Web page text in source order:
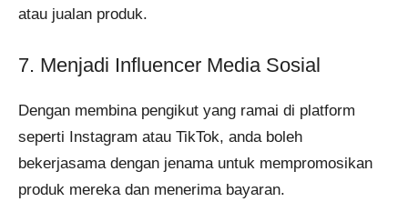
atau jualan produk.
7. Menjadi Influencer Media Sosial
Dengan membina pengikut yang ramai di platform
seperti Instagram atau TikTok, anda boleh
bekerjasama dengan jenama untuk mempromosikan
produk mereka dan menerima bayaran.